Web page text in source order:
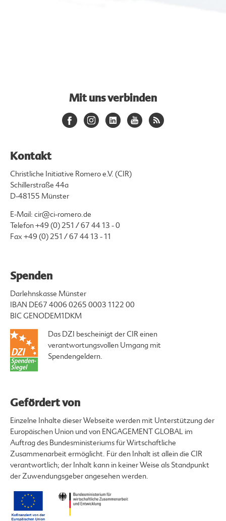
Mit uns verbinden
Kontakt
Christliche Initiative Romero e.V. (CIR)
Schillerstraße 44a
D-48155 Münster
E-Mail: cir@ci-romero.de
Telefon+49 (0) 251 / 67 44 13 - 0
Fax +49 (0) 251 / 67 44 13 - 11
Spenden
Darlehnskasse Münster
IBAN DE67 4006 0265 0003 1122 00
BIC GENODEM1DKM
Das DZI bescheinigt der CIR einen
verantwortungsvollen Umgang mit
Spendengeldern.
Gefördert von
Einzelne Inhalte dieser Webseite werden mit Unterstützung der
Europäischen Union und von ENGAGEMENT GLOBAL im
Auftrag des Bundesministeriums für Wirtschaftliche
Zusammenarbeit ermöglicht. Für den Inhalt ist allein die CIR
verantwortlich; der Inhalt kann in keiner Weise als Standpunkt
der Zuwendungsgeber angesehen werden.